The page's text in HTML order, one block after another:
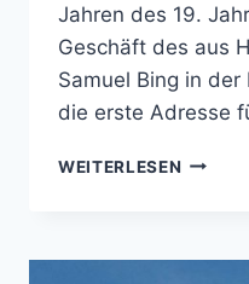
Jahren des 19.
Geschäft des aus
Samuel Bing in der
die erste Adresse
WEITERLESEN DAS
BING